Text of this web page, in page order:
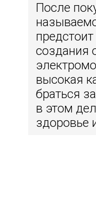
После
создания
высокая
браться
в этом
здоровье